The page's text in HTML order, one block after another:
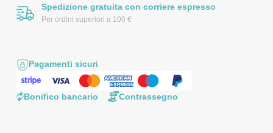
Spedizione gratuita con corriere espresso
Per ordini superiori a 100 €
Pagamenti sicuri
Bonifico bancario Contrassegno